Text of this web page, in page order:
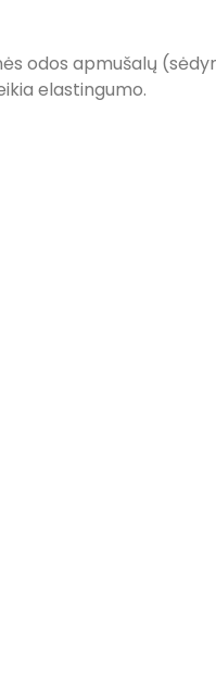
odos apmušalų
elastingumo.